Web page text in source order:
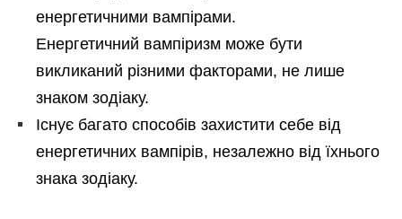
енергетичними вампірами.
Енергетичний вампіризм може бути
викликаний різними факторами, не лише
знаком зодіаку.
Існує багато способів захистити себе від
енергетичних вампірів, незалежно від їхнього
знака зодіаку.